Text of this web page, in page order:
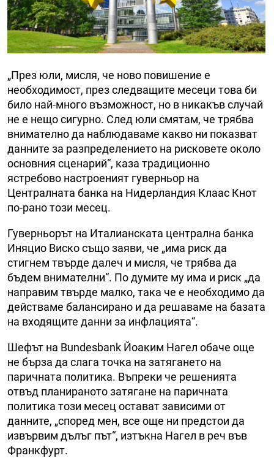
„През юли, мисля, че ново повишение е
необходимост, през следващите месеци това би
било най-много възможност, но в никакъв случай
не е нещо сигурно. След юли смятам, че трябва
внимателно да наблюдаваме какво ни показват
данните за разпределението на рисковете около
основния сценарий“, каза традиционно
ястребово настроеният гуверньор на
Централната банка на Нидерландия Клаас Кнот
по-рано този месец.
Гуверньорът на Италианската централна банка
Иняцио Виско също заяви, че „има риск да
стигнем твърде далеч и мисля, че трябва да
бъдем внимателни“. По думите му има и риск „да
направим твърде малко, така че е необходимо да
действаме балансирано и да решаваме на базата
на входящите данни за инфлацията“.
Шефът на Bundesbank Йоаким Нагел обаче още
не бърза да слага точка на затягането на
паричната политика. Въпреки че решенията
отвъд планираното затягане на паричната
политика този месец остават зависими от
данните, „според мен, все още ни предстои да
извървим дълъг път“, изтъкна Нагел в реч във
Франкфурт.